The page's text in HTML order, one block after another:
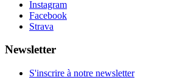
Instagram
Facebook
Strava
Newsletter
S'inscrire à notre newsletter